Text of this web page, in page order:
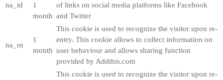
na_id
1
month
of links on social media platforms like Facebook
and Twitter
na_rn
1
month
This cookie is used to recognize the visitor upon re-
entry. This cookie allows to collect information on
user behaviour and allows sharing function
provided by Addthis.com
This cookie is used to recognize the visitor upon re-